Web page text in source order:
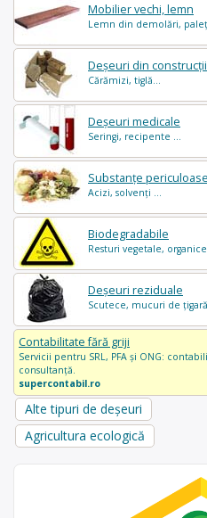
Mobilier vechi, lemn
Lemn din demolări,
Deșeuri din construcții
Cărămizi, tiglă...
Deșeuri medicale
Seringi, recipente ...
Substanțe periculoase
Acizi, solvenți ...
Biodegradabile
Resturi vegetale,
Deșeuri reziduale
Scutece, mucuri de
Contabilitate fără griji
Servicii pentru SRL, PFA și ONG:
consultanță.
supercontabil.ro
Alte tipuri de deșeuri
Agricultura ecologică